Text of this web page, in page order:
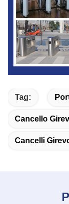
Tag:
Cancello
Cancelli